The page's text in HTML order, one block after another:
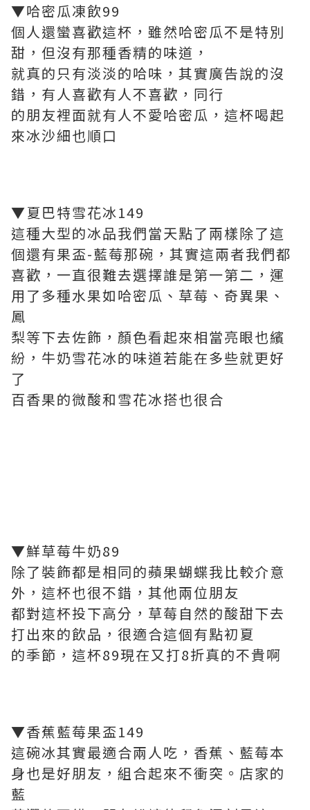
▼哈密瓜凍飲99
個人還蠻喜歡這杯，雖然哈密瓜不是特別
甜，但沒有那種香精的味道，
就真的只有淡淡的哈味，其實廣告說的沒
錯，有人喜歡有人不喜歡，同行
的朋友裡面就有人不愛哈密瓜，這杯喝起
來冰沙細也順口
▼夏巴特雪花冰149
這種大型的冰品我們當天點了兩樣除了這
個還有果盃-藍莓那碗，其實這兩者我們都
喜歡，一直很難去選擇誰是第一第二，運
用了多種水果如哈密瓜、草莓、奇異果、
鳳
梨等下去佐飾，顏色看起來相當亮眼也繽
紛，牛奶雪花冰的味道若能在多些就更好
了
百香果的微酸和雪花冰搭也很合
▼鮮草莓牛奶89
除了裝飾都是相同的蘋果蝴蝶我比較介意
外，這杯也很不錯，其他兩位朋友
都對這杯投下高分，草莓自然的酸甜下去
打出來的飲品，很適合這個有點初夏
的季節，這杯89現在又打8折真的不貴啊
▼香蕉藍莓果盃149
這碗冰其實最適合兩人吃，香蕉、藍莓本
身也是好朋友，組合起來不衝突。店家的
藍